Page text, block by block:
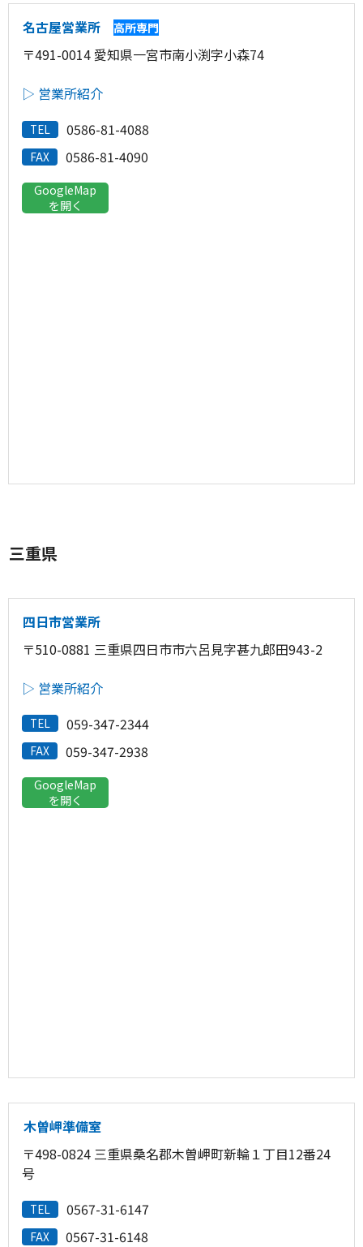
名古屋営業所 高所専門
〒491-0014 愛知県一宮市南小渕字小森74
▷ 営業所紹介
TEL 0586-81-4088
FAX 0586-81-4090
GoogleMap
を開く
三重県
四日市営業所
〒510-0881 三重県四日市市六呂見字甚九郎田943-2
▷ 営業所紹介
TEL 059-347-2344
FAX 059-347-2938
GoogleMap
を開く
木曽岬準備室
〒498-0824 三重県桑名郡木曽岬町新輪１丁目12番24
号
TEL 0567-31-6147
FAX 0567-31-6148